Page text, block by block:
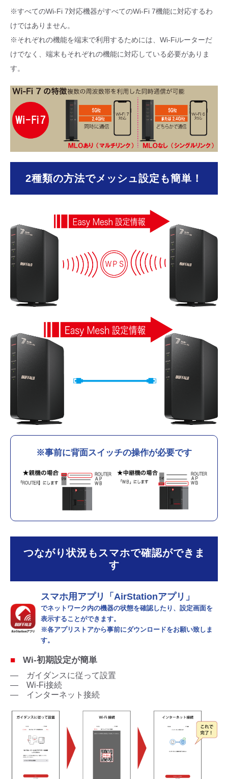
※すべてのWi-Fi 7対応機器がすべてのWi-Fi 7機能に対応するわ
けではありません。
※それぞれの機能を端末で利用するためには、Wi-Fiルーターだ
けでなく、端末もそれぞれの機能に対応している必要がありま
す。
2種類の方法でメッシュ設定も簡単！
※事前に背面スイッチの操作が必要です
つながり状況もスマホで確認ができま
す
スマホ用アプリ「AirStationアプリ」
でネットワーク内の機器の状態を確認したり、設定画面を
表示することができます。
※各アプリストアから事前にダウンロードをお願い致しま
す。
■ Wi-初期設定が簡単
― ガイダンスに従って設置
― Wi-Fi接続
― インターネット接続